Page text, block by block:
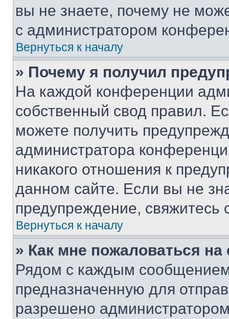
вы не знаете, почему не
с администратором
Вернуться к началу
» Почему я получил
На каждой конференции
собственный свод правил.
можете получить
администратора
никакого отношения к
данном сайте. Если вы не
предупреждение,
Вернуться к началу
» Как мне пожаловаться
Рядом с каждым сообщением
предназначенную для
разрешено